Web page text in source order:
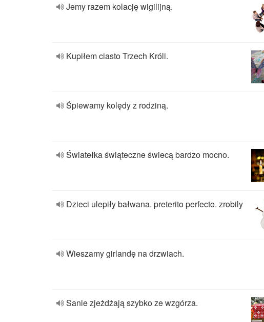
Jemy razem kolację wigilijną.
Kupiłem ciasto Trzech Króli.
Śpiewamy kolędy z rodziną.
Światełka świąteczne świecą bardzo mocno.
Dzieci ulepiły bałwana. preterito perfecto. zrobily
Wieszamy girlandę na drzwiach.
Sanie zjeżdżają szybko ze wzgórza.